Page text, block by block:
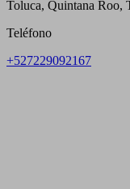
Toluca, Quintana Roo,
Teléfono
+527229092167